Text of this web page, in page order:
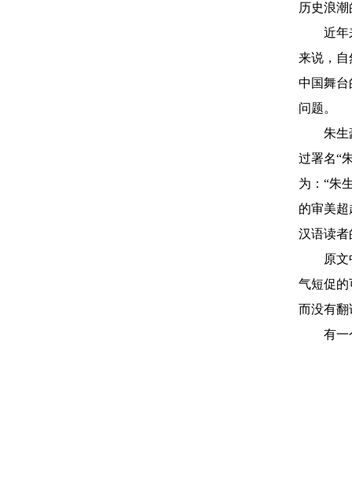
历史浪
近年
来说，自
中国舞台
问题。
朱生
过署名“
为：“朱
的审美
汉语读者
原
气短促的
而没有翻
有一